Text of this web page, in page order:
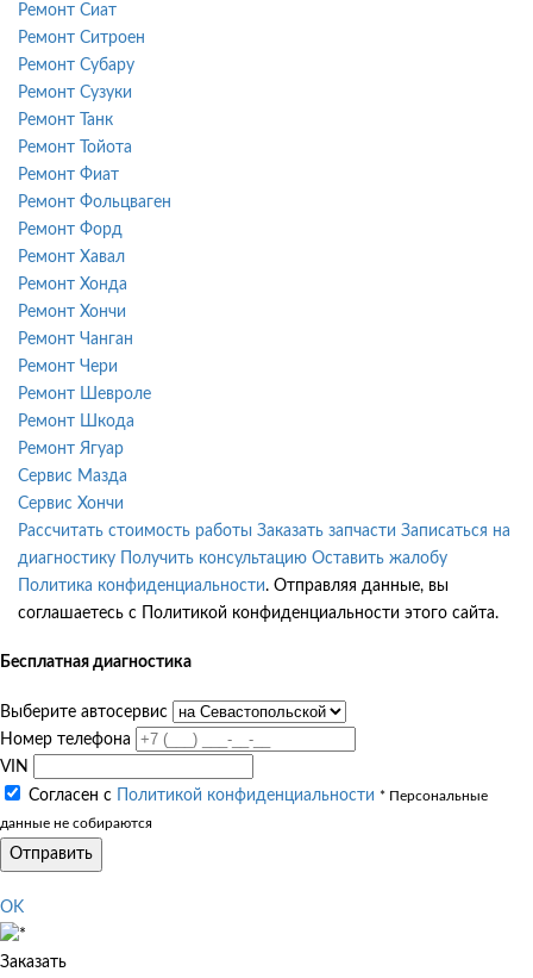
Ремонт Сиат
Ремонт Ситроен
Ремонт Субару
Ремонт Сузуки
Ремонт Танк
Ремонт Тойота
Ремонт Фиат
Ремонт Фольцваген
Ремонт Форд
Ремонт Хавал
Ремонт Хонда
Ремонт Хончи
Ремонт Чанган
Ремонт Чери
Ремонт Шевроле
Ремонт Шкода
Ремонт Ягуар
Сервис Мазда
Сервис Хончи
Рассчитать стоимость работы Заказать запчасти Записаться на
диагностику
Получить консультацию Оставить жалобу
Политика конфиденциальности. Отправляя данные, вы
соглашаетесь с Политикой конфиденциальности этого сайта.
Бесплатная диагностика
Выберите автосервис
Номер телефона
VIN
Согласен с
Политикой конфиденциальности * Персональные
данные не собираются
Отправить
OK
Заказать